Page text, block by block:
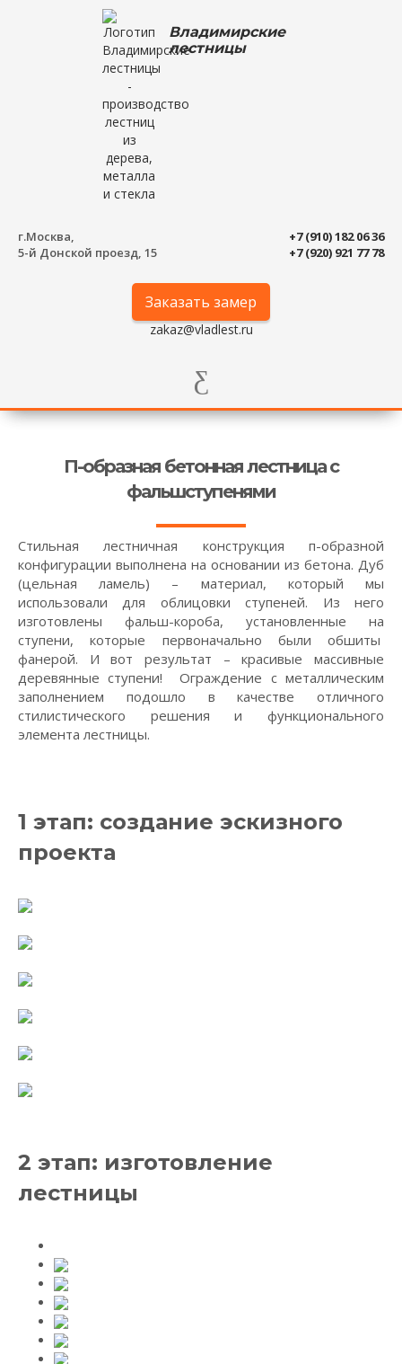
Владимирские
лестницы
г.Москва,
5-й Донской проезд, 15
+7 (910) 182 06 36
+7 (920) 921 77 78
Заказать замер
zakaz@vladlest.ru
П-образная бетонная лестница с
фальшступенями
Стильная лестничная конструкция п-образной
конфигурации выполнена на основании из бетона. Дуб
(цельная ламель) – материал, который мы
использовали для облицовки ступеней. Из него
изготовлены фальш-короба, установленные на
ступени, которые первоначально были обшиты
фанерой. И вот результат – красивые массивные
деревянные ступени! Ограждение с металлическим
заполнением подошло в качестве отличного
стилистического решения и функционального
элемента лестницы.
1 этап: создание эскизного
проекта
2 этап: изготовление
лестницы